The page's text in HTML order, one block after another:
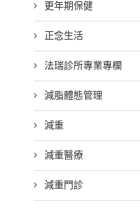
更年期保健
正念生活
法瑞診所專業專欄
減脂體態管理
減重
減重醫療
減重門診